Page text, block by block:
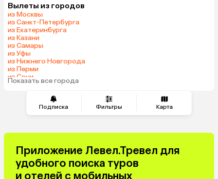
Подписка Фильтры Карта
Вылеты из городов
из Москвы
из Санкт-Петербурга
из Екатеринбурга
из Казани
из Самары
из Уфы
из Нижнего Новгорода
из Перми
из Сочи
из Челябинска
Показать все города
Приложение Левел.Тревел для
удобного поиска туров
и отелей с мобильных